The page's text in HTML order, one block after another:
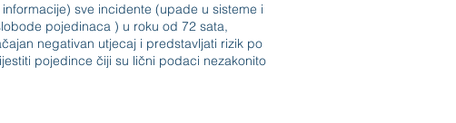
sve incidente (upade u sisteme i
pojedinaca ) u roku od 72 sata,
negativan utjecaj i predstavljati rizik po
pojedince čiji su lični podaci nezakonito